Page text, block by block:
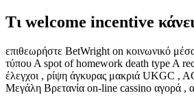
Τι welcome incentive
επιθεωρήστε BetWright on κοινωνικό
τύπου Α spot of homework death type A
έλεγχοι , ρίψη άγκυρας μακριά UKGC ,
Μεγάλη Βρετανία on-line cassino αγορά ,